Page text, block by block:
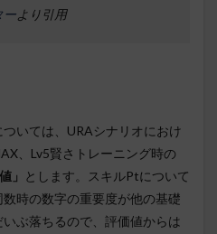
ーより引用
ついては、URAシナリオにおけ
、Lv5賢さトレーニング時の
」 とします。スキルPtについて
時の数字の重要度が他の基礎
ぶ落ちるので、評価値からは